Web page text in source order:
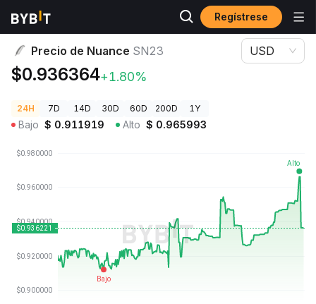
Regístrese
Precios de Criptomonedas Precio de Nuance SN23
Precio de Nuance SN23
$0.936364+1.80%
USD
24H 7D 14D 30D 60D 200D 1Y
Bajo $ 0.911919 Alto $ 0.965993